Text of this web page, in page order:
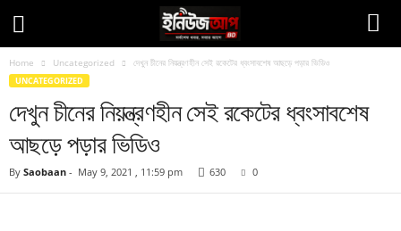
Home Uncategorized দেখুন চীনের নিয়ন্ত্রণহীন সেই রকেটের ধ্বংসাবশেষ আছড়ে পড়ার ভিডিও
UNCATEGORIZED
দেখুন চীনের নিয়ন্ত্রণহীন সেই রকেটের ধ্বংসাবশেষ
আছড়ে পড়ার ভিডিও
By Saobaan - May 9, 2021 , 11:59 pm 630 0